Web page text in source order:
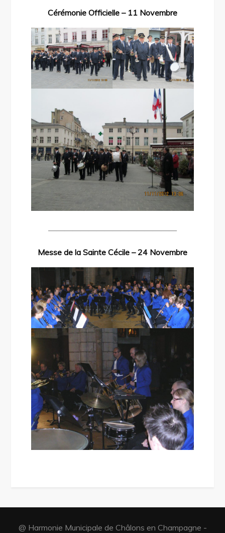
Cérémonie Officielle – 11 Novembre
————————————————
Messe de la Sainte Cécile – 24 Novembre
@ Harmonie Municipale de Châlons en Champagne -